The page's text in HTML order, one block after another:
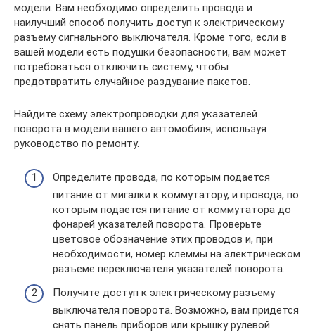
модели. Вам необходимо определить провода и
наилучший способ получить доступ к электрическому
разъему сигнального выключателя. Кроме того, если в
вашей модели есть подушки безопасности, вам может
потребоваться отключить систему, чтобы
предотвратить случайное раздувание пакетов.
Найдите схему электропроводки для указателей
поворота в модели вашего автомобиля, используя
руководство по ремонту.
Определите провода, по которым подается
питание от мигалки к коммутатору, и провода, по
которым подается питание от коммутатора до
фонарей указателей поворота. Проверьте
цветовое обозначение этих проводов и, при
необходимости, номер клеммы на электрическом
разъеме переключателя указателей поворота.
Получите доступ к электрическому разъему
выключателя поворота. Возможно, вам придется
снять панель приборов или крышку рулевой